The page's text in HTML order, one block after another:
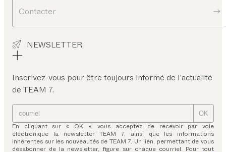
Contacter
NEWSLETTER
Inscrivez-vous pour être toujours informé de l’actualité
de TEAM 7.
OK
En cliquant sur « OK », vous acceptez de recevoir par voie
électronique la newsletter TEAM 7, ainsi que les informations
inhérentes sur les nouveautés de TEAM 7. Un lien, permettant de vous
désabonner de la newsletter, figure sur chaque courriel. Pour tout